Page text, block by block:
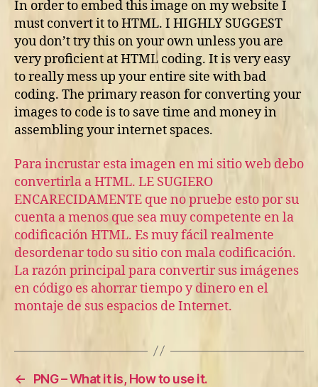
In order to embed this image on my website I
must convert it to HTML. I HIGHLY SUGGEST
you don’t try this on your own unless you are
very proficient at HTML coding. It is very easy
to really mess up your entire site with bad
coding. The primary reason for converting your
images to code is to save time and money in
assembling your internet spaces.
Para incrustar esta imagen en mi sitio web debo
convertirla a HTML. LE SUGIERO
ENCARECIDAMENTE que no pruebe esto por su
cuenta a menos que sea muy competente en la
codificación HTML. Es muy fácil realmente
desordenar todo su sitio con mala codificación.
La razón principal para convertir sus imágenes
en código es ahorrar tiempo y dinero en el
montaje de sus espacios de Internet.
←
PNG – What it is, How to use it.